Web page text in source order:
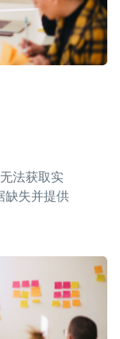
法获取实
缺失并提供